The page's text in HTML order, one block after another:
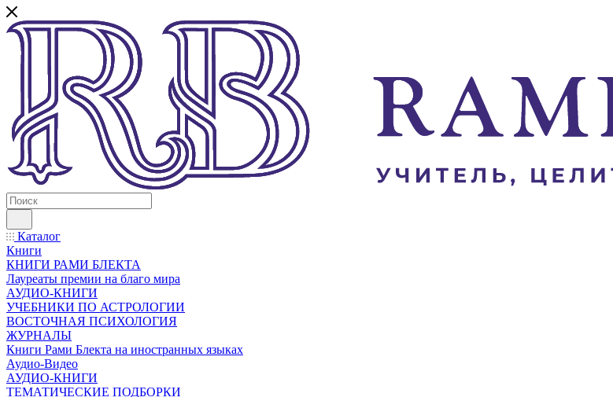
Каталог
Книги
КНИГИ РАМИ БЛЕКТА
Лауреаты премии на благо мира
АУДИО-КНИГИ
УЧЕБНИКИ ПО АСТРОЛОГИИ
ВОСТОЧНАЯ ПСИХОЛОГИЯ
ЖУРНАЛЫ
Книги Рами Блекта на иностранных языках
Аудио-Видео
АУДИО-КНИГИ
ТЕМАТИЧЕСКИЕ ПОДБОРКИ